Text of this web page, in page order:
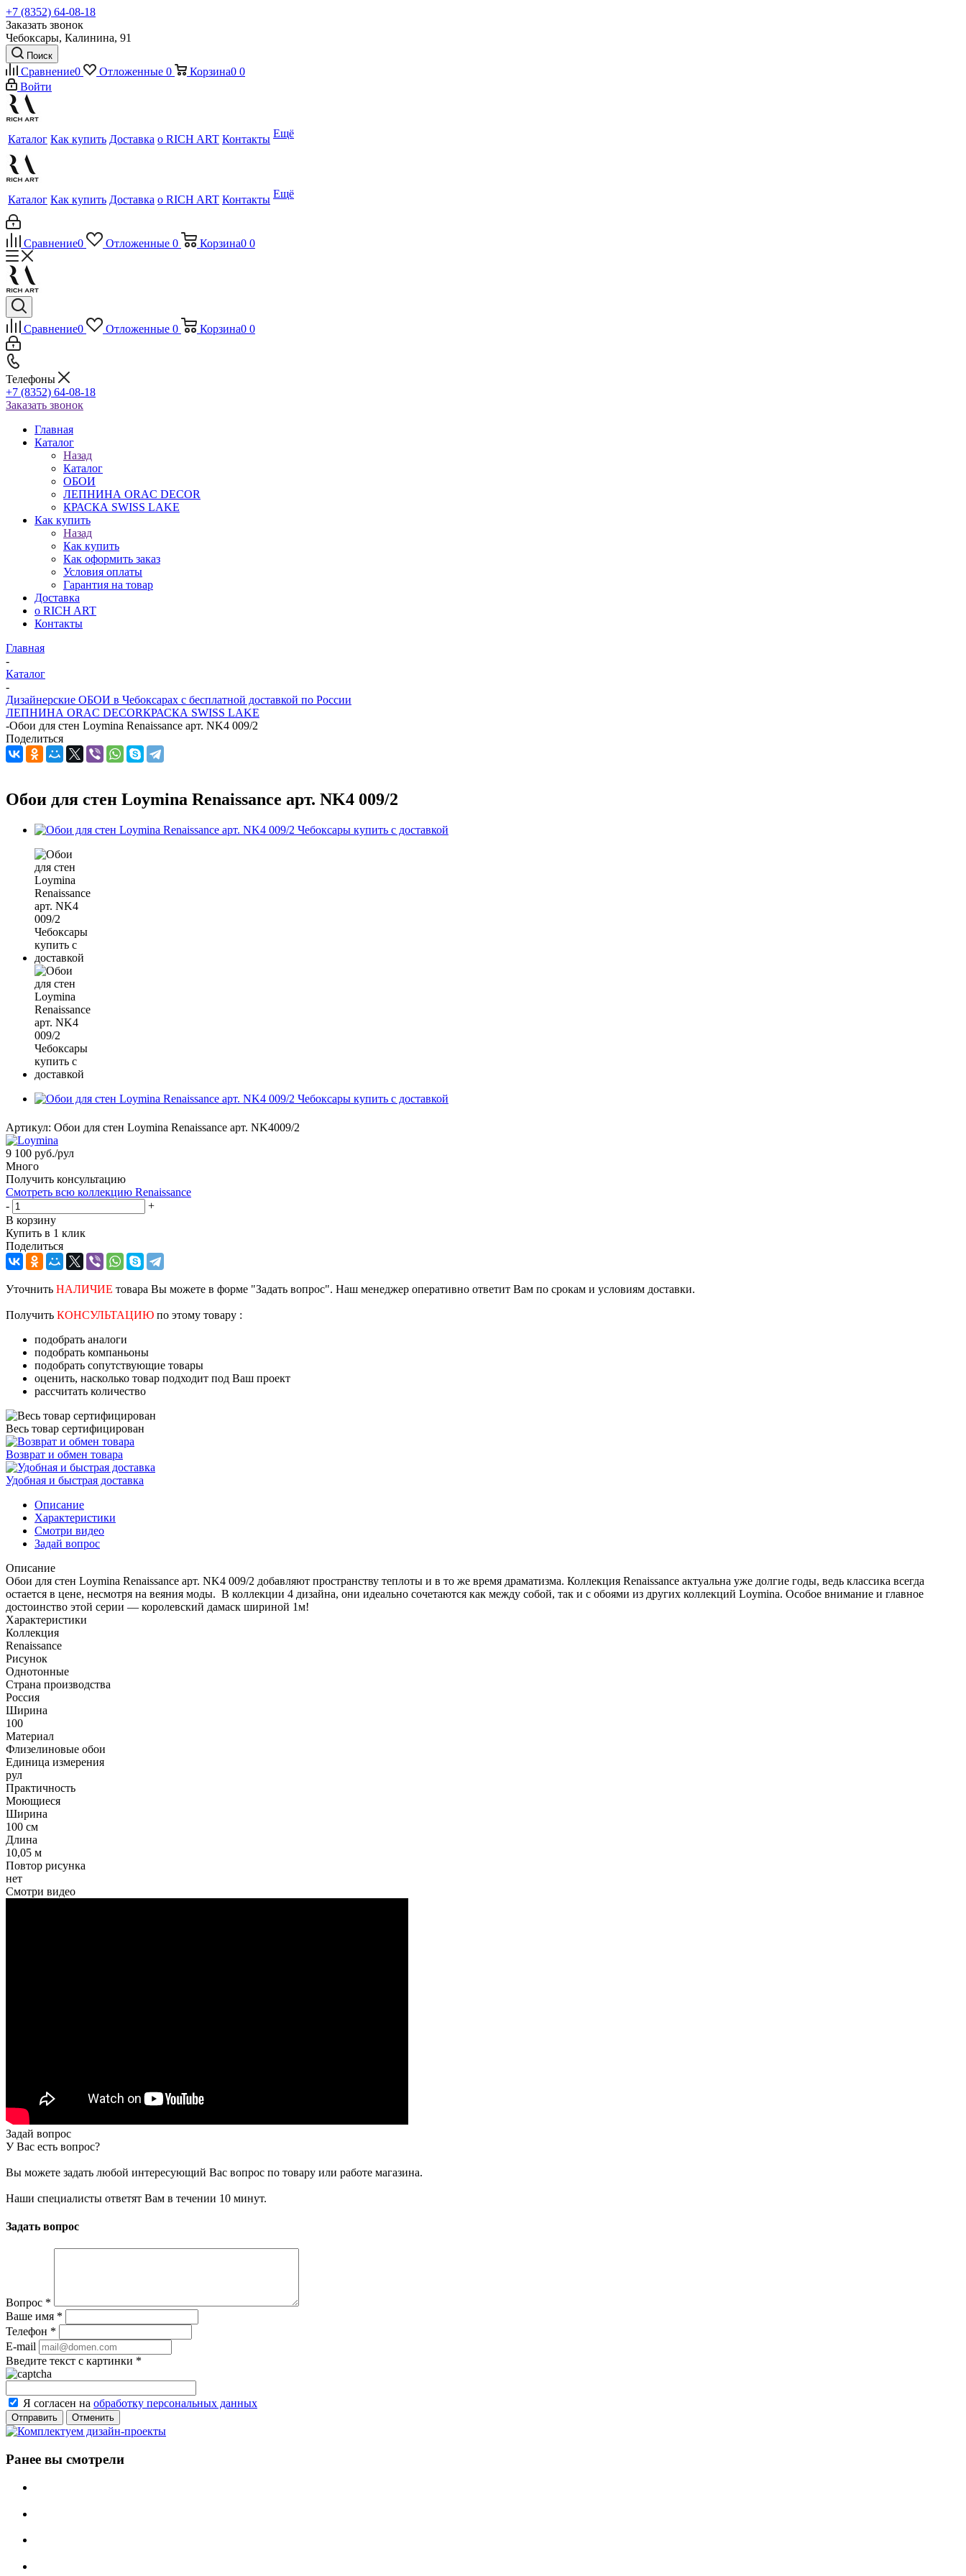
+7 (8352) 64-08-18
Заказать звонок
Чебоксары, Калинина, 91
Поиск
Сравнение0 Отложенные 0 Корзина0 0
Войти
Каталог Как купить Доставка о RICH ART Контакты Ещё
Каталог Как купить Доставка о RICH ART Контакты Ещё
Сравнение0 Отложенные 0 Корзина0 0
Сравнение0 Отложенные 0 Корзина0 0
Телефоны
+7 (8352) 64-08-18
Заказать звонок
Главная
Каталог
Назад
Каталог
ОБОИ
ЛЕПНИНА ORAC DECOR
КРАСКА SWISS LAKE
Как купить
Назад
Как купить
Как оформить заказ
Условия оплаты
Гарантия на товар
Доставка
о RICH ART
Контакты
Главная
-
Каталог
-
Дизайнерские ОБОИ в Чебоксарах с бесплатной доставкой по России
ЛЕПНИНА ORAC DECORКРАСКА SWISS LAKE
-Обои для стен Loymina Renaissance арт. NK4 009/2
Поделиться
Обои для стен Loymina Renaissance арт. NK4 009/2
Артикул: Обои для стен Loymina Renaissance арт. NK4009/2
9 100 руб./рул
Много
Получить консультацию
Смотреть всю коллекцию Renaissance
-
+
В корзину
Купить в 1 клик
Поделиться
Уточнить НАЛИЧИЕ товара Вы можете в форме "Задать вопрос". Наш менеджер оперативно ответит Вам по срокам и условиям доставки.
Получить КОНСУЛЬТАЦИЮ по этому товару :
подобрать аналоги
подобрать компаньоны
подобрать сопутствующие товары
оценить, насколько товар подходит под Ваш проект
рассчитать количество
Весь товар сертифицирован
Возврат и обмен товара
Удобная и быстрая доставка
Описание
Характеристики
Смотри видео
Задай вопрос
Описание
Обои для стен Loymina Renaissance арт. NK4 009/2 добавляют пространству теплоты и в то же время драматизма. Коллекция Renaissance актуальна уже долгие годы, ведь классика всегда
остается в цене, несмотря на веяния моды. В коллекции 4 дизайна, они идеально сочетаются как между собой, так и с обоями из других коллекций Loymina. Особое внимание и главное
достоинство этой серии — королевский дамаск шириной 1м!
Характеристики
Коллекция
Renaissance
Рисунок
Однотонные
Страна производства
Россия
Ширина
100
Материал
Флизелиновые обои
Единица измерения
рул
Практичность
Моющиеся
Ширина
100 см
Длина
10,05 м
Повтор рисунка
нет
Смотри видео
Задай вопрос
У Вас есть вопрос?
Вы можете задать любой интересующий Вас вопрос по товару или работе магазина.
Наши специалисты ответят Вам в течении 10 минут.
Задать вопрос
Вопрос *
Ваше имя *
Телефон *
E-mail
Введите текст с картинки *
Я согласен на обработку персональных данных
Отменить
Ранее вы смотрели